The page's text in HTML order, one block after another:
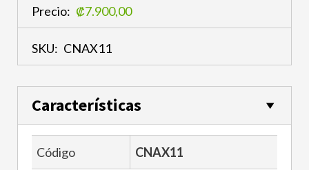
Precio: ₡7.900,00
SKU: CNAX11
Características
Código CNAX11